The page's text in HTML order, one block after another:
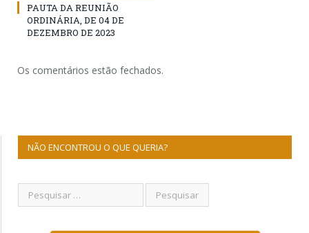
PAUTA DA REUNIÃO
ORDINÁRIA, DE 04 DE
DEZEMBRO DE 2023
Os comentários estão fechados.
NÃO ENCONTROU O QUE QUERIA?